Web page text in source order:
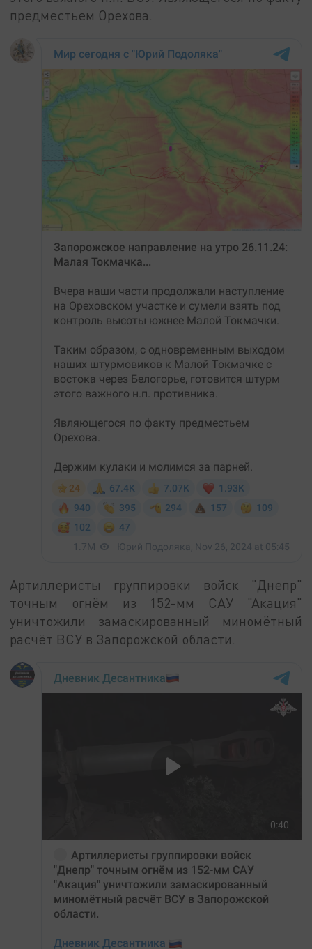
предместьем Орехова.
Артиллеристы группировки войск "Днепр"
точным огнём из 152-мм САУ "Акация"
уничтожили замаскированный миномётный
расчёт ВСУ в Запорожской области.